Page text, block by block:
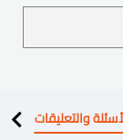
والتعليقات